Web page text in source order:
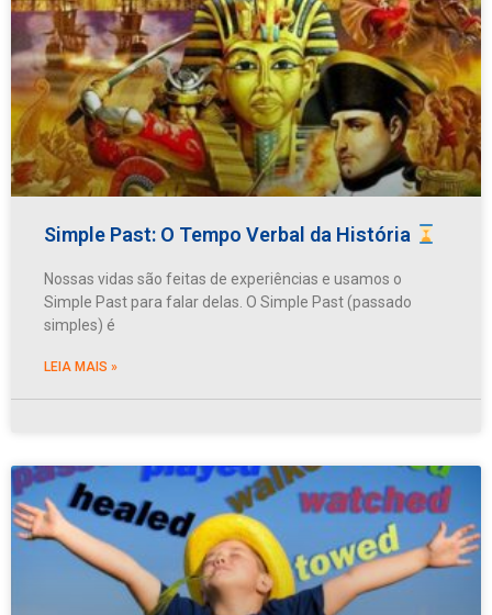
Simple Past: O Tempo Verbal da História
Nossas vidas são feitas de experiências e usamos o
Simple Past para falar delas. O Simple Past (passado
simples) é
LEIA MAIS »